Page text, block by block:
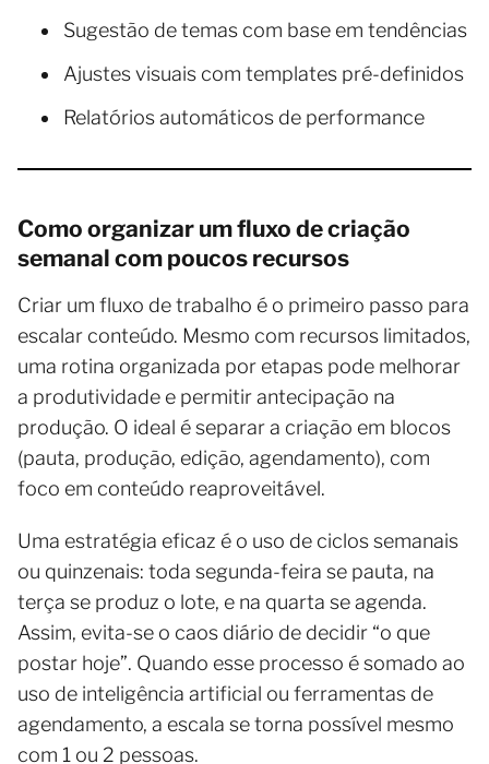
Sugestão de temas com base em tendências
Ajustes visuais com templates pré-definidos
Relatórios automáticos de performance
Como organizar um fluxo de criação
semanal com poucos recursos
Criar um fluxo de trabalho é o primeiro passo para
escalar conteúdo. Mesmo com recursos limitados,
uma rotina organizada por etapas pode melhorar
a produtividade e permitir antecipação na
produção. O ideal é separar a criação em blocos
(pauta, produção, edição, agendamento), com
foco em conteúdo reaproveitável.
Uma estratégia eficaz é o uso de ciclos semanais
ou quinzenais: toda segunda-feira se pauta, na
terça se produz o lote, e na quarta se agenda.
Assim, evita-se o caos diário de decidir “o que
postar hoje”. Quando esse processo é somado ao
uso de inteligência artificial ou ferramentas de
agendamento, a escala se torna possível mesmo
com 1 ou 2 pessoas.